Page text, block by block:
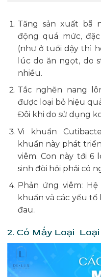
Tăng sản xuất bã
động quá mức,
(như ở tuổi dậy thì
lúc do ăn ngọt, do
nhiều.
Tắc nghẽn nang
được loại bỏ hiệu
Đôi khi do sử dụng
Vi khuẩn
khuẩn này phát
viêm. Con này tới 6
sinh đòi hỏi phải có
Phản ứng viêm:
khuẩn và các yếu tố
đau.
2. Có Mấy Loại